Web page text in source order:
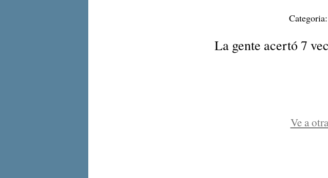
La gente acertó 7
Ve a